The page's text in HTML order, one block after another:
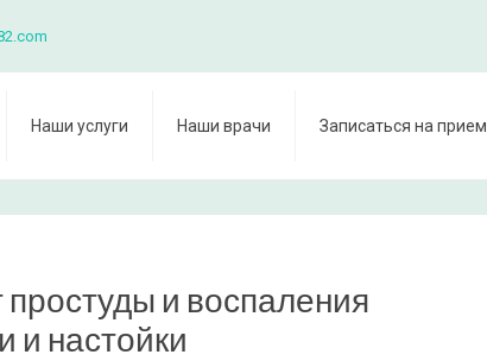
Наши услуги Наши врачи Записаться на прием
и воспаления
и настойки